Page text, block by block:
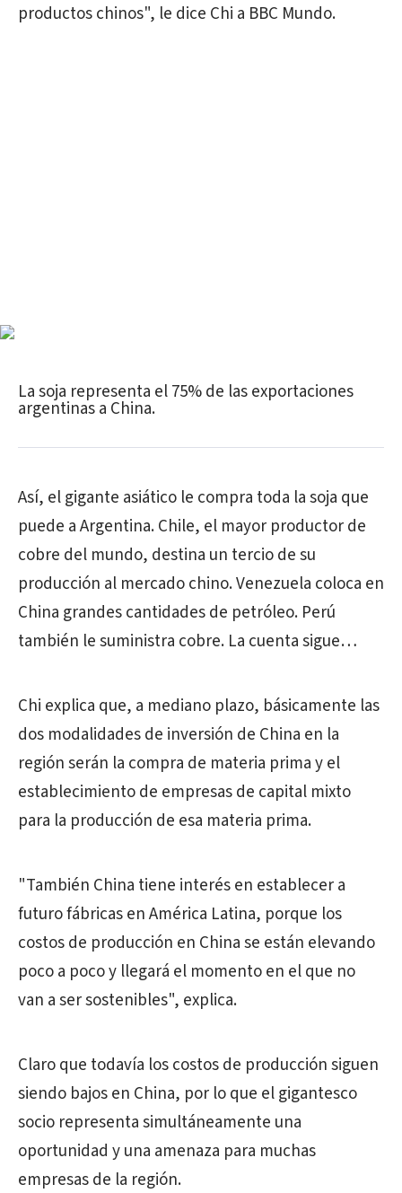
productos chinos", le dice Chi a BBC Mundo.
La soja representa el 75% de las exportaciones
argentinas a China.
Así, el gigante asiático le compra toda la soja que
puede a Argentina. Chile, el mayor productor de
cobre del mundo, destina un tercio de su
producción al mercado chino. Venezuela coloca en
China grandes cantidades de petróleo. Perú
también le suministra cobre. La cuenta sigue…
Chi explica que, a mediano plazo, básicamente las
dos modalidades de inversión de China en la
región serán la compra de materia prima y el
establecimiento de empresas de capital mixto
para la producción de esa materia prima.
"También China tiene interés en establecer a
futuro fábricas en América Latina, porque los
costos de producción en China se están elevando
poco a poco y llegará el momento en el que no
van a ser sostenibles", explica.
Claro que todavía los costos de producción siguen
siendo bajos en China, por lo que el gigantesco
socio representa simultáneamente una
oportunidad y una amenaza para muchas
empresas de la región.